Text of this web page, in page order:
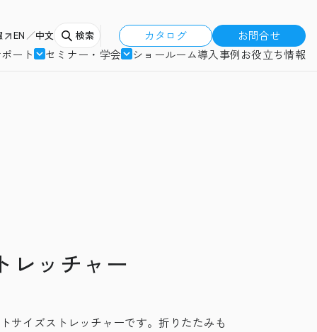
EN 中文 検索 カタログ
お問合せ
ート
セミナー・学会 ショールーム導入事例お役立ち情報
レッチャー
サイズストレッチャーです。折りたたみも